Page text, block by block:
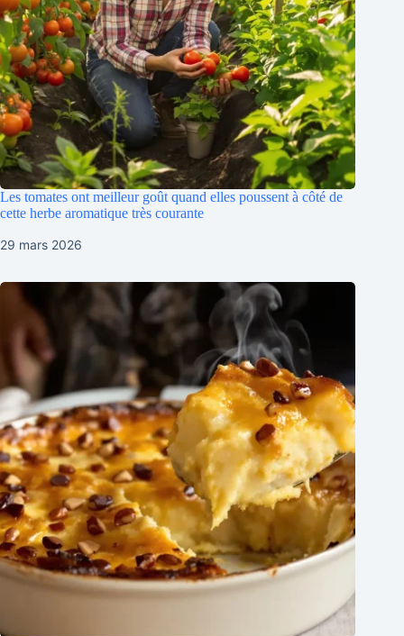
Les tomates ont meilleur goût quand elles poussent à côté de
cette herbe aromatique très courante
29 mars 2026